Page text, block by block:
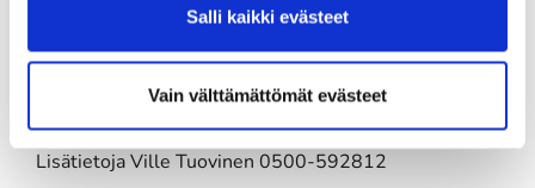
Salli kaikki evästeet
Vain välttämättömät evästeet
Nyt mukaan verkostogolfiin….
Mukana yhteistyössä Vierumäki.
Lisätietoja Ville Tuovinen 0500-592812